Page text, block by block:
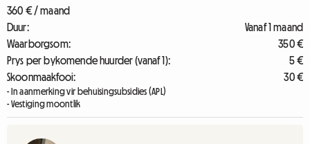
360 € / maand
Duur:
Vanaf 1 maand
Waarborgsom:
350 €
Prys per bykomende huurder (vanaf 1):
5 €
Skoonmaakfooi:
30 €
- In aanmerking vir behuisingsubsidies (APL)
- Vestiging moontlik